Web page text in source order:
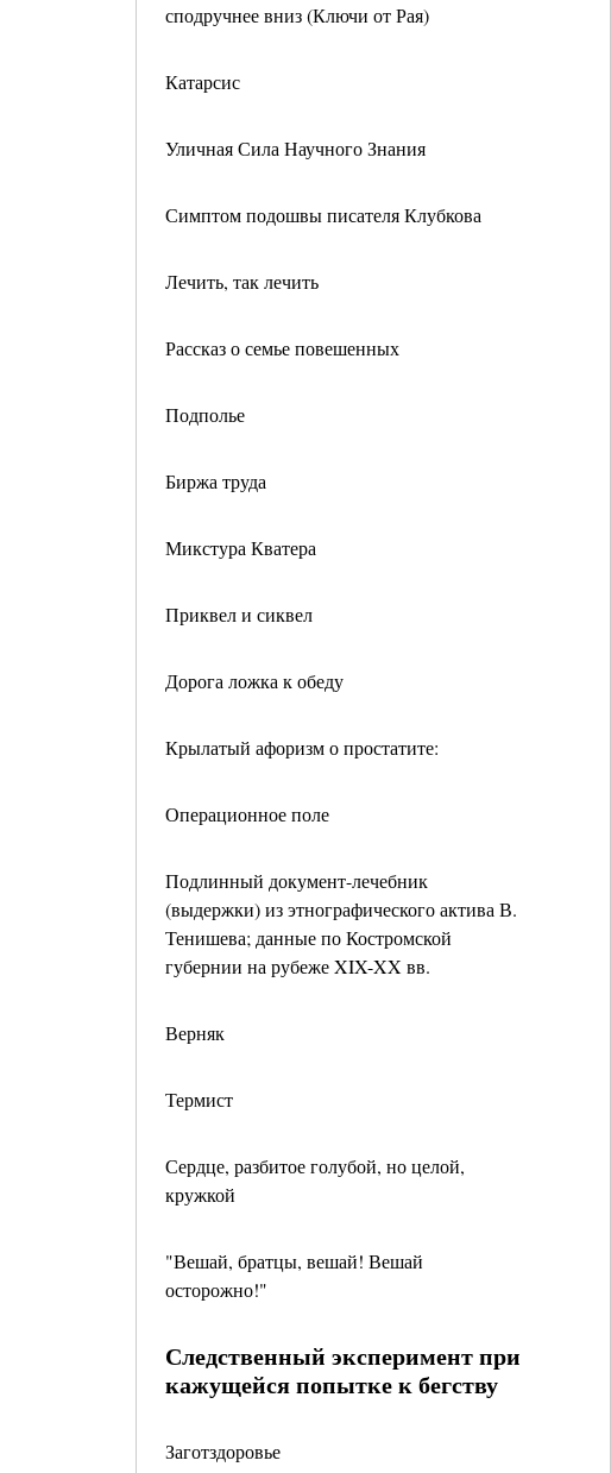
сподручнее вниз (Ключи от Рая)
Катарсис
Уличная Сила Научного Знания
Симптом подошвы писателя Клубкова
Лечить, так лечить
Рассказ о семье повешенных
Подполье
Биржа труда
Микстура Кватера
Приквел и сиквел
Дорога ложка к обеду
Крылатый афоризм о простатите:
Операционное поле
Подлинный документ-лечебник
(выдержки) из этнографического актива В.
Тенишева; данные по Костромской
губернии на рубеже XIX-XX вв.
Верняк
Термист
Сердце, разбитое голубой, но целой,
кружкой
"Вешай, братцы, вешай! Вешай
осторожно!"
Следственный эксперимент при
кажущейся попытке к бегству
Заготздоровье